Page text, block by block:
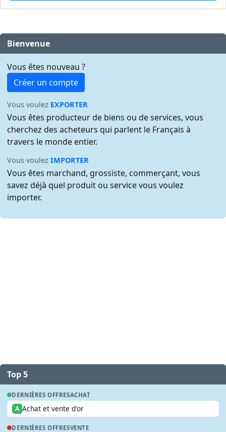
Bienvenue
Vous êtes nouveau ?
Créer un compte
Vous voulez EXPORTER
Vous êtes producteur de biens ou de services, vous
cherchez des acheteurs qui parlent le Français à
travers le monde entier.
Vous voulezIMPORTER
Vous êtes marchand, grossiste, commerçant, vous
savez déjà quel produit ou service vous voulez
importer.
Top 5
DERNIÈRES OFFRESACHAT
A Achat et vente d'or
DERNIÈRES OFFRESVENTE